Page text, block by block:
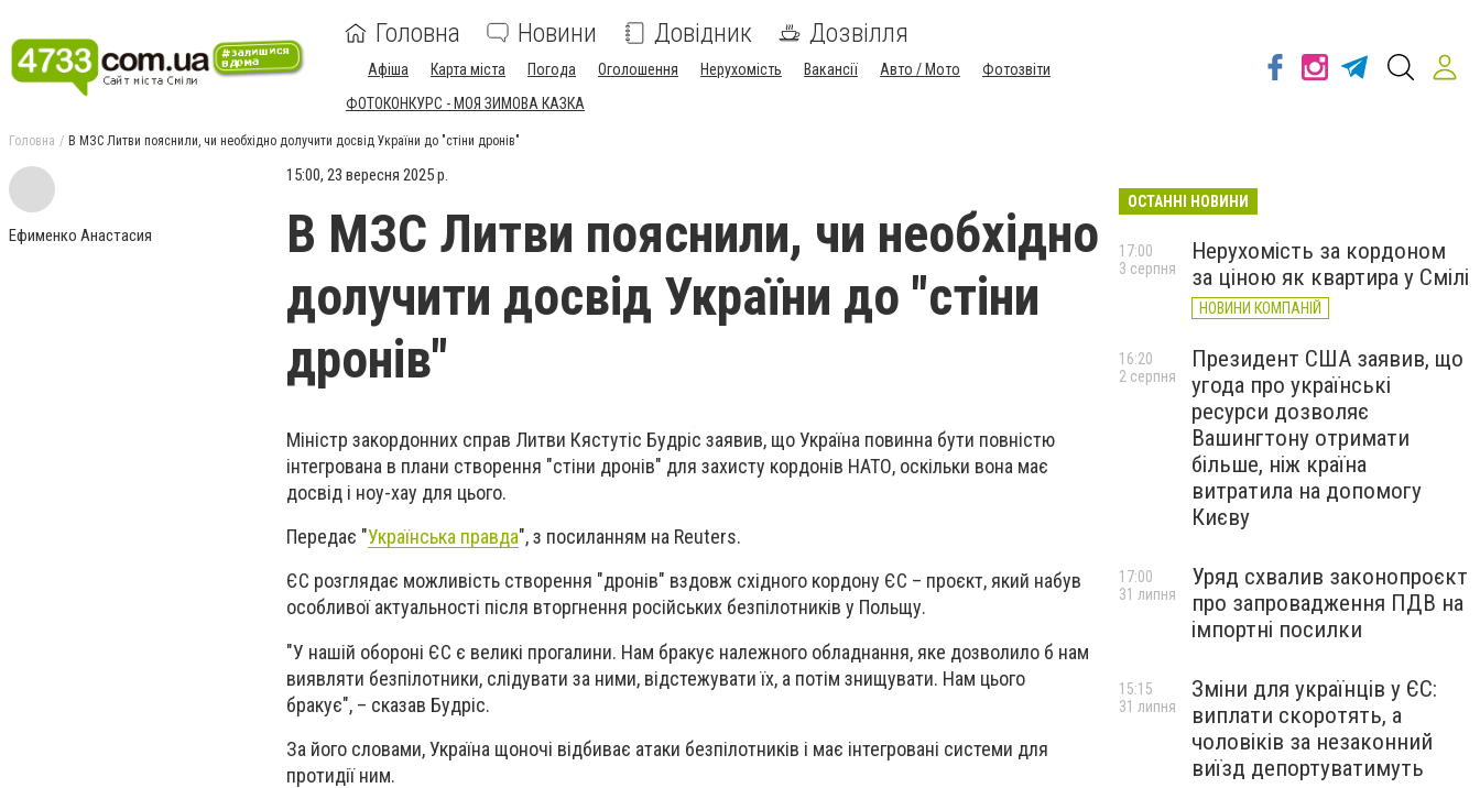
Головна Новини Довідник Дозвілля
Афіша Карта міста Погода Оголошення Нерухомість Вакансії Авто / Мото
Фотозвіти
ФОТОКОНКУРС - МОЯ ЗИМОВА КАЗКА
Головна В МЗС Литви пояснили, чи необхідно долучити досвід України до "стіни дронів"
Ефименко Анастасия
15:00, 23 вересня 2025 р.
В МЗС Литви пояснили, чи необхідно
долучити досвід України до "стіни
дронів"
Міністр закордонних справ Литви Кястутіс Будріс заявив, що Україна повинна бути повністю
інтегрована в плани створення "стіни дронів" для захисту кордонів НАТО, оскільки вона має
досвід і ноу-хау для цього.
Передає "Українська правда", з посиланням на Reuters.
ЄС розглядає можливість створення "дронів" вздовж східного кордону ЄС – проєкт, який набув
особливої актуальності після вторгнення російських безпілотників у Польщу.
"У нашій обороні ЄС є великі прогалини. Нам бракує належного обладнання, яке дозволило б нам
виявляти безпілотники, слідувати за ними, відстежувати їх, а потім знищувати. Нам цього
бракує", – сказав Будріс.
За його словами, Україна щоночі відбиває атаки безпілотників і має інтегровані системи для
протидії ним.
ОСТАННІ НОВИНИ
Нерухомість за кордоном
за ціною як квартира у Смілі
НОВИНИ КОМПАНІЙ
17:00
3 серпня
Президент США заявив, що
угода про українські
ресурси дозволяє
Вашингтону отримати
більше, ніж країна
витратила на допомогу
Києву
16:20
2 серпня
Уряд схвалив законопроєкт
про запровадження ПДВ на
імпортні посилки
17:00
31 липня
Зміни для українців у ЄС:
виплати скоротять, а
чоловіків за незаконний
виїзд депортуватимуть
15:15
31 липня